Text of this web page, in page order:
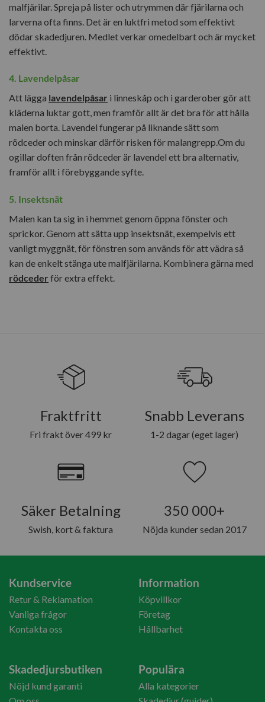
malfjärilar. Spreja på lister och utrymmen där fjärilarna och
larverna ofta finns. Det är en luktfri metod som effektivt
dödar skadedjuren. Medlet verkar omedelbart och är mycket
effektivt.
4. Lavendelpåsar
Att lägga lavendelpåsar i linneskåp och i garderober gör att
kläderna luktar gott, men framför allt är det bra för att hålla
malen borta. Lavendel fungerar på liknande sätt som
rödceder och minskar därför risken för malangrepp.Om du
ogillar doften från rödceder är lavendel ett bra alternativ,
framför allt i förebyggande syfte.
5. Insektsnät
Malen kan ta sig in i hemmet genom öppna fönster och
sprickor. Genom att sätta upp insektsnät, exempelvis ett
vanligt myggnät, för fönstren som används för att vädra så
kan de enkelt stänga ute malfjärilarna. Kombinera gärna med
rödceder för extra effekt.
Fraktfritt
Fri frakt över 499 kr
Snabb Leverans
1-2 dagar (eget lager)
Säker Betalning
Swish, kort & faktura
350 000+
Nöjda kunder sedan 2017
Kundservice
Retur & Reklamation
Vanliga frågor
Kontakta oss
Information
Köpvillkor
Företag
Hållbarhet
Skadedjursbutiken
Nöjd kund garanti
Populära
Alla kategorier